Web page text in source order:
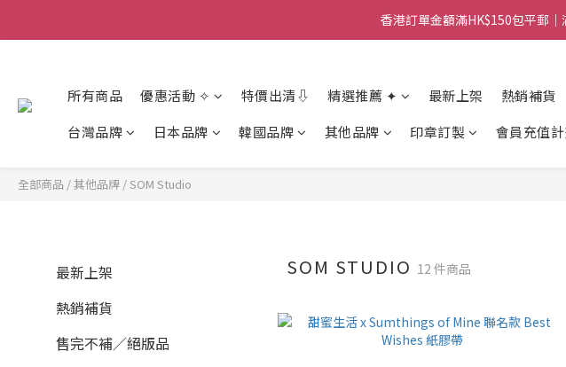
香港訂單金額滿HK$150包平郵
香港訂單金額滿HK$150包平郵
香港訂單金額滿HK$150包平郵
所有商品 優惠活動 ✧ 特價出清⇩ 精選推薦 ✦ 最新上架 熱銷補貨
台灣品牌
日本品牌 韓國品牌 其他品牌 印章訂製 會員充值
全部商品 /其他品牌 /SOM Studio
最新上架
熱銷補貨
售完不補／絕版品
SOM STUDIO 12 件商品